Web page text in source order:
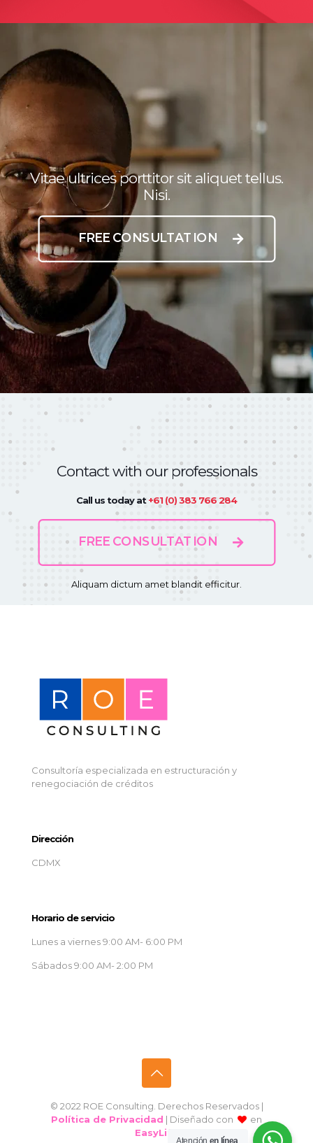
Vitae ultrices porttitor sit aliquet tellus.
Nisi.
FREE CONSULTATION
Contact with our professionals
Call us today at +61 (0) 383 766 284
FREE CONSULTATION
Aliquam dictum amet blandit efficitur.
Consultoría especializada en estructuración y
renegociación de créditos
Dirección
CDMX
Horario de servicio
Lunes a viernes 9:00 AM- 6:00 PM
Sábados 9:00 AM- 2:00 PM
© 2022 ROE Consulting. Derechos Reservados |
Política de Privacidad | Diseñado con
en
EasyLife
Atención en línea